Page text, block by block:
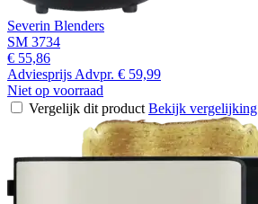
Severin Blenders
SM 3734
€ 55,86
Adviesprijs Advpr. € 59,99
Niet op voorraad
Vergelijk dit product Bekijk vergelijking